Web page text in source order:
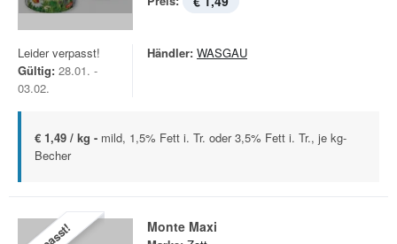
Leider verpasst!
Gültig: 28.01. -
03.02.
Händler: WASGAU
€ 1,49 / kg - mild, 1,5% Fett i. Tr. oder 3,5% Fett i. Tr., je kg-
Becher
Monte Maxi